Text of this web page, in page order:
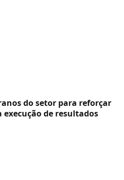
do setor para reforçar
de resultados